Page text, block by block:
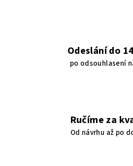
Odeslání do
po odsouhlasení
Ručíme za
Od návrhu až po